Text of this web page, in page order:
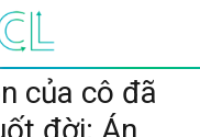
của cô đã